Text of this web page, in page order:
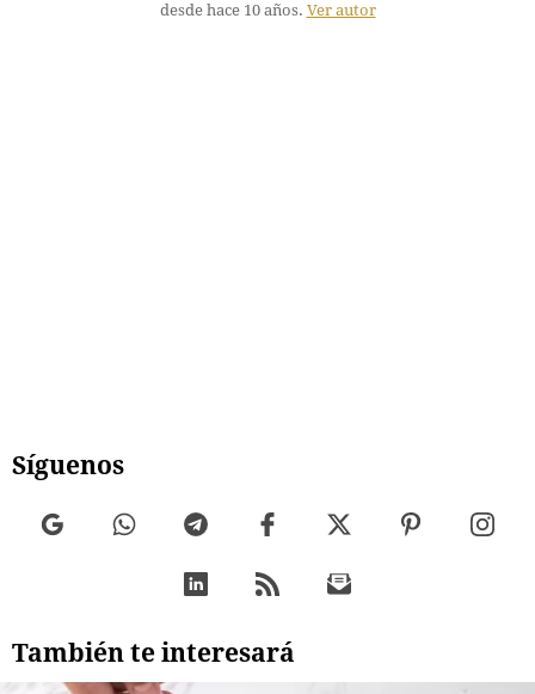
desde hace 10 años. Ver autor
Síguenos
También te interesará